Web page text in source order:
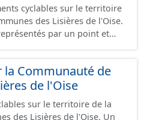
par les articles L. 126-1
et leurs annexes.
cyclables sur le territoire
des Lisières de l'Oise.
par un point et
au schéma de données pour
disponible sur
un statut "en service", "en
la Communauté de
de l'Oise
sur le territoire de la
des Lisières de l'Oise. Un